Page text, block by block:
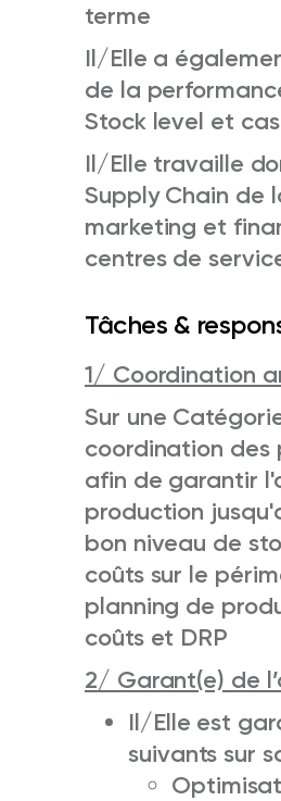
terme
Il/Elle a
de la
Stock level et
Il/Elle travaille
Supply Chain de
marketing et
centres de
Tâches &
1/ Coordination
Sur une
coordination des
afin de garantir
production
bon niveau de
coûts sur le
planning de
coûts et DRP
2/ Garant(e) de
Il/Elle est
suivants sur